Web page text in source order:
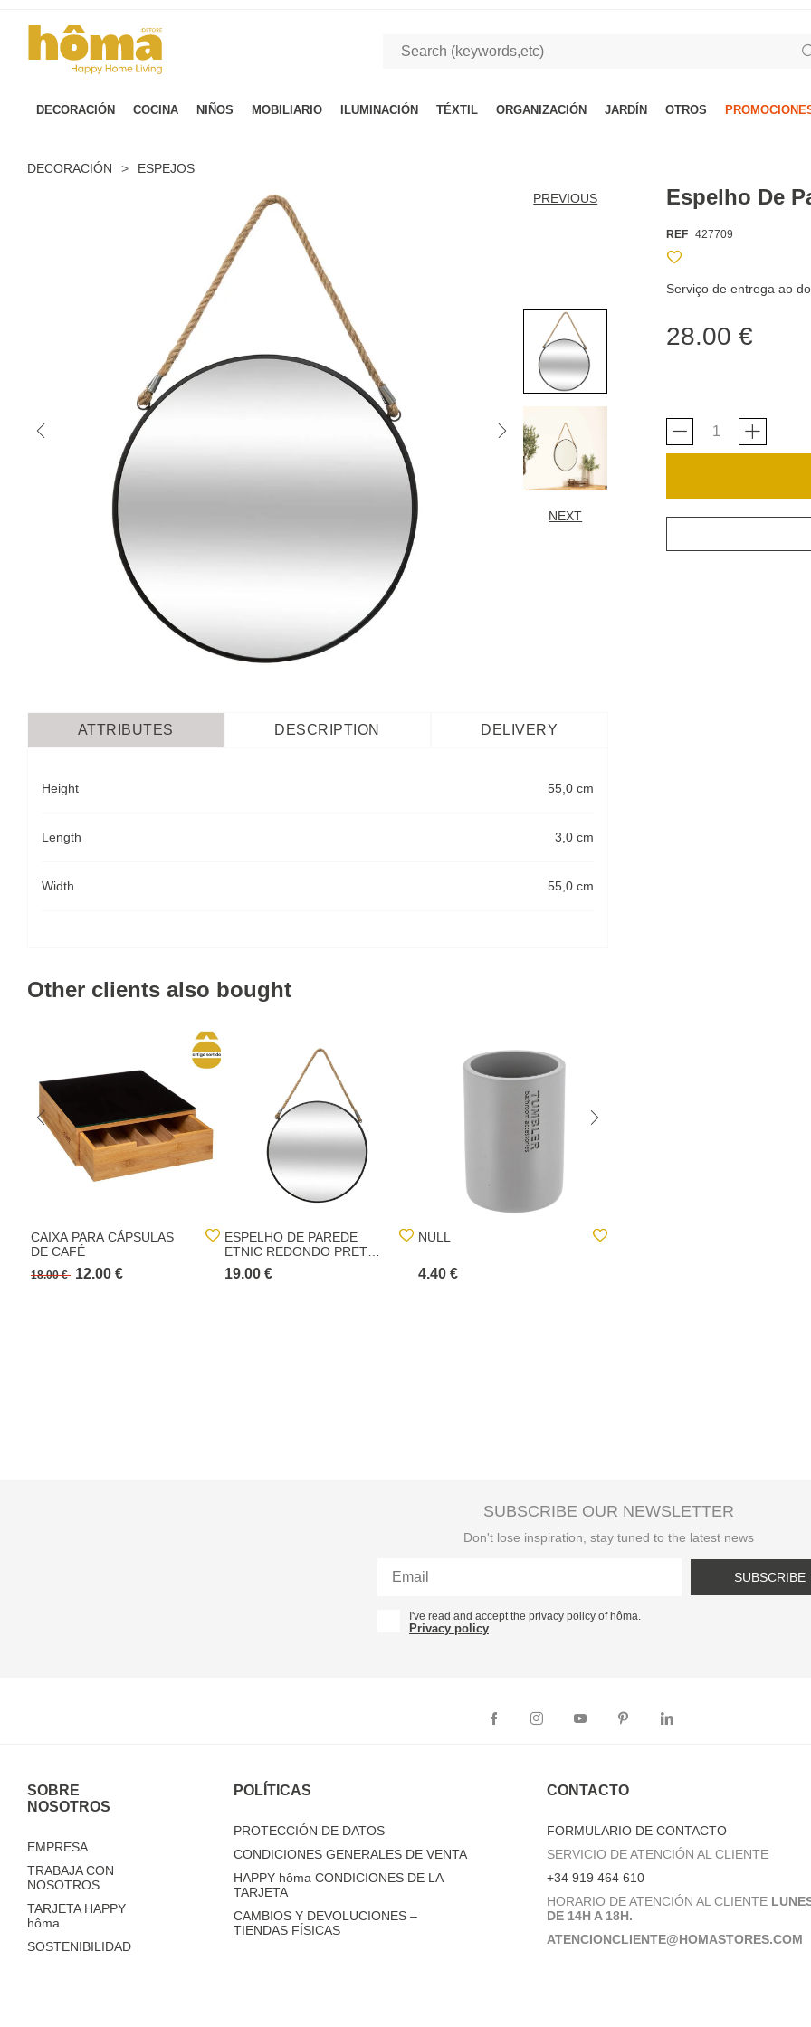
DECORACIÓN COCINA NIÑOS MOBILIARIO ILUMINACIÓN TÉXTIL ORGANIZACIÓN JARDÍN OTROS
DECORACIÓN > ESPEJOS
PREVIOUS
NEXT
Espelho De
REF 427709
Serviço de entrega ao
28.00 €
ATTRIBUTES DESCRIPTION DELIVERY
Height 55,0 cm
Length 3,0 cm
Width 55,0 cm
Other clients also bought
CAIXA PARA CÁPSULAS
DE CAFÉ
18.00 € 12.00 €
ESPELHO DE PAREDE
ETNIC REDONDO PRETO
COM CORDA 38CM
19.00 €
NULL
4.40 €
SUBSCRIBE OUR NEWSLETTER
Don't lose inspiration, stay tuned to the latest news
SUBSCRIBE
I've read and accept the privacy policy of hôma.
Privacy policy
SOBRE
NOSOTROS
EMPRESA
TRABAJA CON
NOSOTROS
TARJETA HAPPY
hôma
SOSTENIBILIDAD
POLÍTICAS
PROTECCIÓN DE DATOS
CONDICIONES GENERALES DE VENTA
HAPPY hôma CONDICIONES DE LA
TARJETA
CAMBIOS Y DEVOLUCIONES –
TIENDAS FÍSICAS
CONTACTO
FORMULARIO DE CONTACTO
SERVICIO DE ATENCIÓN AL CLIENTE
+34 919 464 610
HORARIO DE ATENCIÓN AL CLIENTE
DE 14H A 18H.
ATENCIONCLIENTE@HOMASTORES.COM